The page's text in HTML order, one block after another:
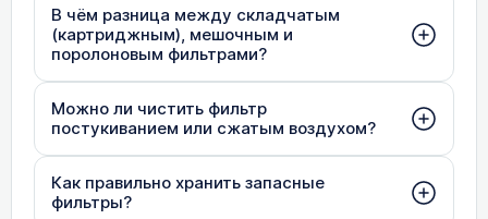
В чём разница между складчатым
(картриджным), мешочным и
поролоновым фильтрами?
Можно ли чистить фильтр
постукиванием или сжатым воздухом?
Как правильно хранить запасные
фильтры?